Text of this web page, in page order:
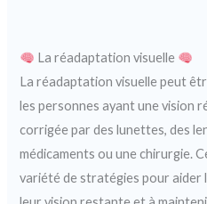
La réadaptation visuelle
La réadaptation visuelle peut
les personnes ayant une vision
corrigée par des lunettes, des
médicaments ou une chirurgie.
variété de stratégies pour aider